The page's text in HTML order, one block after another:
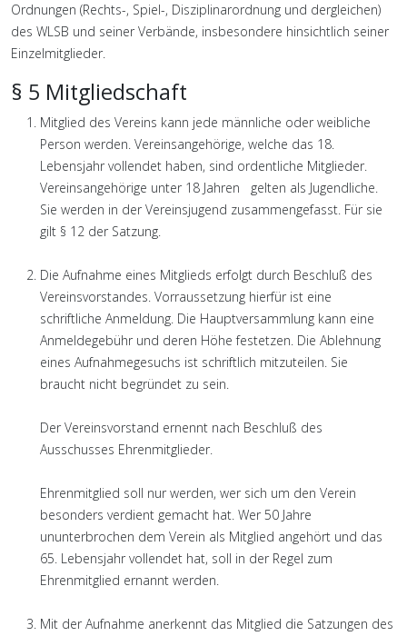
Ordnungen (Rechts-, Spiel-, Disziplinarordnung und dergleichen)
des WLSB und seiner Verbände, insbesondere hinsichtlich seiner
Einzelmitglieder.
§ 5 Mitgliedschaft
Mitglied des Vereins kann jede männliche oder weibliche
Person werden. Vereinsangehörige, welche das 18.
Lebensjahr vollendet haben, sind ordentliche Mitglieder.
Vereinsangehörige unter 18 Jahren gelten als Jugendliche.
Sie werden in der Vereinsjugend zusammengefasst. Für sie
gilt § 12 der Satzung.
Die Aufnahme eines Mitglieds erfolgt durch Beschluß des
Vereinsvorstandes. Vorraussetzung hierfür ist eine
schriftliche Anmeldung. Die Hauptversammlung kann eine
Anmeldegebühr und deren Höhe festetzen. Die Ablehnung
eines Aufnahmegesuchs ist schriftlich mitzuteilen. Sie
braucht nicht begründet zu sein.
Der Vereinsvorstand ernennt nach Beschluß des
Ausschusses Ehrenmitglieder.
Ehrenmitglied soll nur werden, wer sich um den Verein
besonders verdient gemacht hat. Wer 50 Jahre
ununterbrochen dem Verein als Mitglied angehört und das
65. Lebensjahr vollendet hat, soll in der Regel zum
Ehrenmitglied ernannt werden.
Mit der Aufnahme anerkennt das Mitglied die Satzungen des